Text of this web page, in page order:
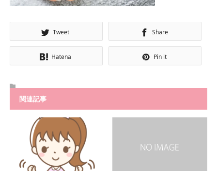
Tweet Share
Hatena Pin it
関連記事